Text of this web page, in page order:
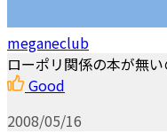
meganeclub
ローポリ関係の本が無
Good
2008/05/16